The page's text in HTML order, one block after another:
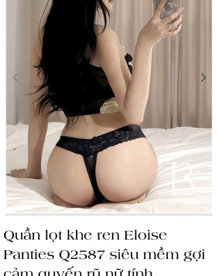
Quần lọt khe ren Eloise
Panties Q2587 siêu mềm gợi